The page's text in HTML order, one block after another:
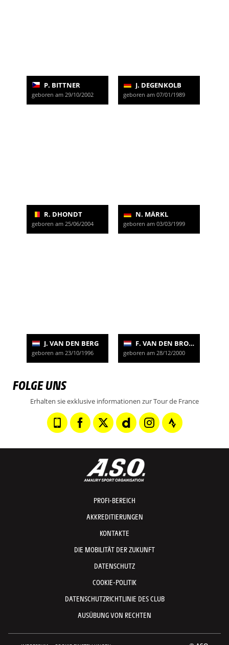
P. BITTNER
geboren am 29/10/2002
J. DEGENKOLB
geboren am 07/01/1989
R. DHONDT
geboren am 25/06/2004
N. MÄRKL
geboren am 03/03/1999
J. VAN DEN BERG
geboren am 23/10/1996
F. VAN DEN BROEK
geboren am 28/12/2000
FOLGE UNS
Erhalten sie exklusive informationen zur Tour de France
PROFI-BEREICH
AKKREDITIERUNGEN
KONTAKTE
DIE MOBILITÄT DER ZUKUNFT
DATENSCHUTZ
COOKIE-POLITIK
DATENSCHUTZRICHTLINIE DES CLUB
AUSÜBUNG VON RECHTEN